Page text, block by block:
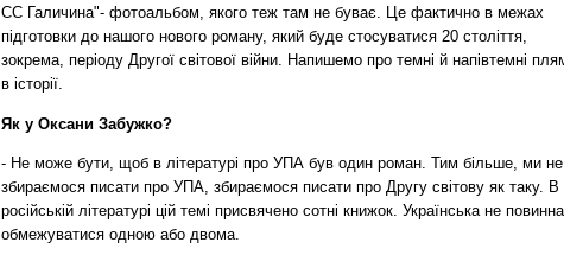
СС Галичина"- фотоальбом, якого теж там не буває. Це фактично в межах
підготовки до нашого нового роману, який буде стосуватися 20 століття,
зокрема, періоду Другої світової війни. Напишемо про темні й напівтемні
в історії.
Як у Оксани Забужко?
- Не може бути, щоб в літературі про УПА був один роман. Тим більше, ми не
збираємося писати про УПА, збираємося писати про Другу світову як таку. В
російській літературі цій темі присвячено сотні книжок. Українська не повинна
обмежуватися одною або двома.